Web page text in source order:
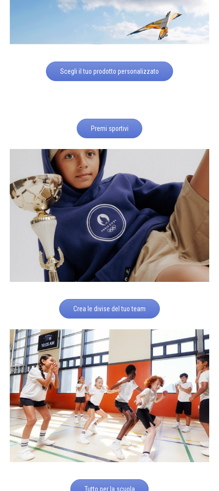
Scegli il tuo prodotto personalizzato
Premi sportivi
Crea le divise del tuo team
Tutto per la scuola